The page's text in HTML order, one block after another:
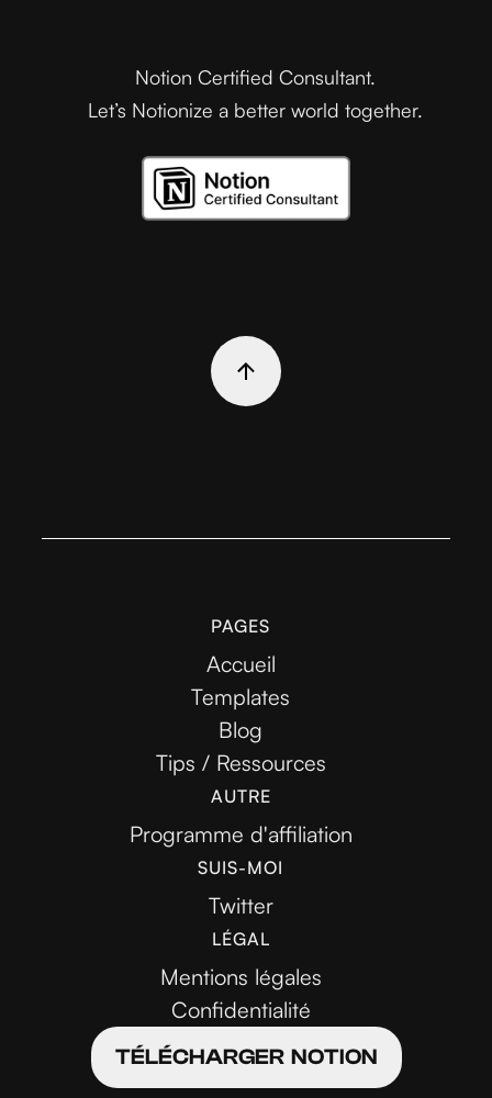
Notion Certified Consultant.
Let’s Notionize a better world together.
PAGES
Accueil
Templates
Blog
Tips / Ressources
AUTRE
Programme d'affiliation
SUIS-MOI
Twitter
LÉGAL
Mentions légales
Confidentialité
TÉLÉCHARGER NOTION